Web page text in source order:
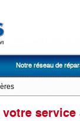
Notre réseau de
service